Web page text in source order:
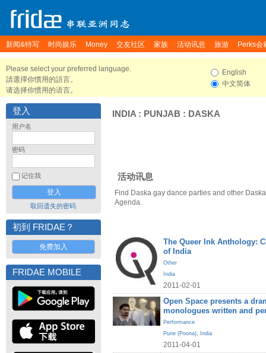
新闻&特写 时尚娱乐 Money 交友社区 家族 活动讯息 旅游 Perks会
Please select your preferred language.
請選擇你慣用的語言。
请选择你惯用的语言。
English
中文简体
登入
用户名
密码
记住我
取回遗失的密码
初到 FRIDAE？
免费加入
FRIDAE MOBILE
INDIA : PUNJAB : DASKA
活动讯息
Find Daska gay dance parties and other
Agenda.
The Queer Ink Anthology:
of India
Other
India
2011-02-01
Open Space presents a
monologues written and
Performance
Pune (Poona), India
2011-04-01